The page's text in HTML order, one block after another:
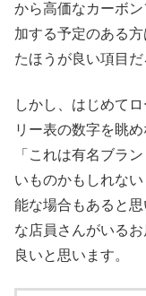
から高価なカーボ
加する予定のある
たほうが良い項目だ
しかし、はじめて
リー表の数字を眺
「これは有名ブラ
いものかもしれな
能な場合もあると
な店員さんがいる
良いと思います。